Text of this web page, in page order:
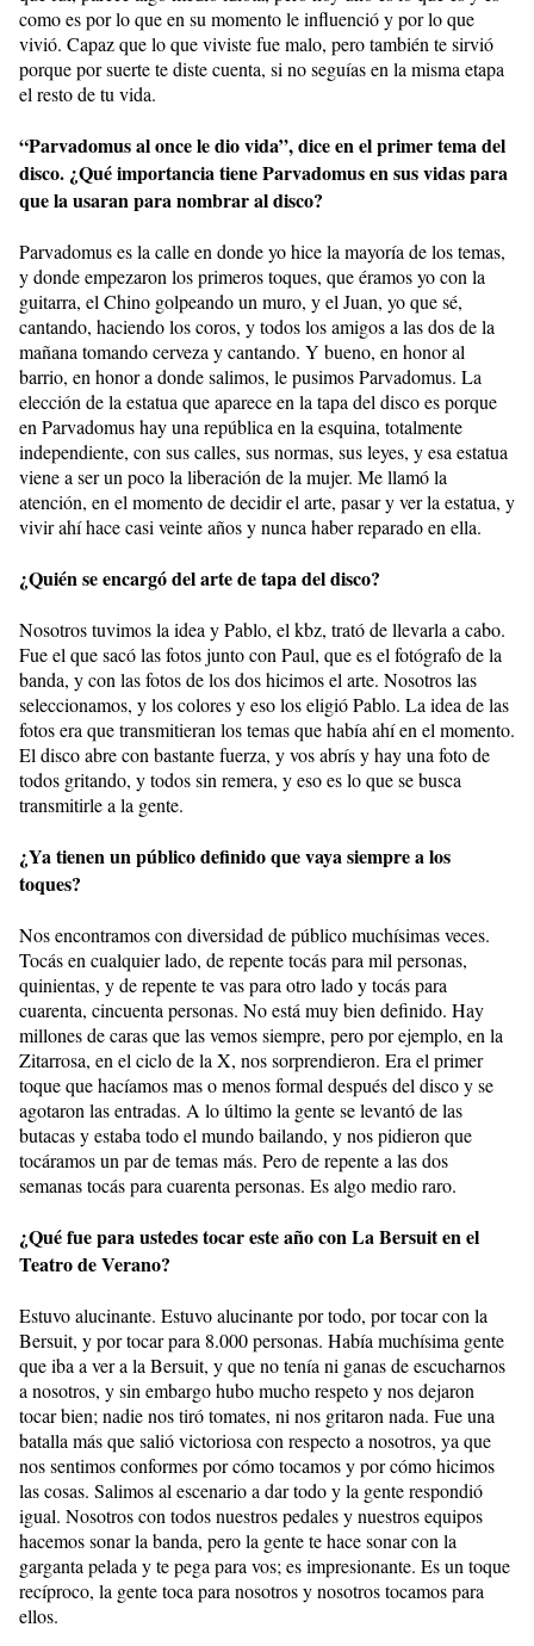
como es por lo que en su momento le influenció y por lo que
vivió. Capaz que lo que viviste fue malo, pero también te sirvió
porque por suerte te diste cuenta, si no seguías en la misma etapa
el resto de tu vida.
“Parvadomus al once le dio vida”, dice en el primer tema del
disco. ¿Qué importancia tiene Parvadomus en sus vidas para
que la usaran para nombrar al disco?
Parvadomus es la calle en donde yo hice la mayoría de los temas,
y donde empezaron los primeros toques, que éramos yo con la
guitarra, el Chino golpeando un muro, y el Juan, yo que sé,
cantando, haciendo los coros, y todos los amigos a las dos de la
mañana tomando cerveza y cantando. Y bueno, en honor al
barrio, en honor a donde salimos, le pusimos Parvadomus. La
elección de la estatua que aparece en la tapa del disco es porque
en Parvadomus hay una república en la esquina, totalmente
independiente, con sus calles, sus normas, sus leyes, y esa estatua
viene a ser un poco la liberación de la mujer. Me llamó la
atención, en el momento de decidir el arte, pasar y ver la estatua, y
vivir ahí hace casi veinte años y nunca haber reparado en ella.
¿Quién se encargó del arte de tapa del disco?
Nosotros tuvimos la idea y Pablo, el kbz, trató de llevarla a cabo.
Fue el que sacó las fotos junto con Paul, que es el fotógrafo de la
banda, y con las fotos de los dos hicimos el arte. Nosotros las
seleccionamos, y los colores y eso los eligió Pablo. La idea de las
fotos era que transmitieran los temas que había ahí en el momento.
El disco abre con bastante fuerza, y vos abrís y hay una foto de
todos gritando, y todos sin remera, y eso es lo que se busca
transmitirle a la gente.
¿Ya tienen un público definido que vaya siempre a los
toques?
Nos encontramos con diversidad de público muchísimas veces.
Tocás en cualquier lado, de repente tocás para mil personas,
quinientas, y de repente te vas para otro lado y tocás para
cuarenta, cincuenta personas. No está muy bien definido. Hay
millones de caras que las vemos siempre, pero por ejemplo, en la
Zitarrosa, en el ciclo de la X, nos sorprendieron. Era el primer
toque que hacíamos mas o menos formal después del disco y se
agotaron las entradas. A lo último la gente se levantó de las
butacas y estaba todo el mundo bailando, y nos pidieron que
tocáramos un par de temas más. Pero de repente a las dos
semanas tocás para cuarenta personas. Es algo medio raro.
¿Qué fue para ustedes tocar este año con La Bersuit en el
Teatro de Verano?
Estuvo alucinante. Estuvo alucinante por todo, por tocar con la
Bersuit, y por tocar para 8.000 personas. Había muchísima gente
que iba a ver a la Bersuit, y que no tenía ni ganas de escucharnos
a nosotros, y sin embargo hubo mucho respeto y nos dejaron
tocar bien; nadie nos tiró tomates, ni nos gritaron nada. Fue una
batalla más que salió victoriosa con respecto a nosotros, ya que
nos sentimos conformes por cómo tocamos y por cómo hicimos
las cosas. Salimos al escenario a dar todo y la gente respondió
igual. Nosotros con todos nuestros pedales y nuestros equipos
hacemos sonar la banda, pero la gente te hace sonar con la
garganta pelada y te pega para vos; es impresionante. Es un toque
recíproco, la gente toca para nosotros y nosotros tocamos para
ellos.